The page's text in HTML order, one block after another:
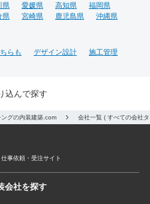
県 愛媛県 高知県
福岡県
県 宮崎県 鹿児島県 沖縄県
らも デザイン設計 施工管理
込んで探す
グの内装建築.com 会社一覧 ( すべての会社
事依頼・受注サイト
会社を探す